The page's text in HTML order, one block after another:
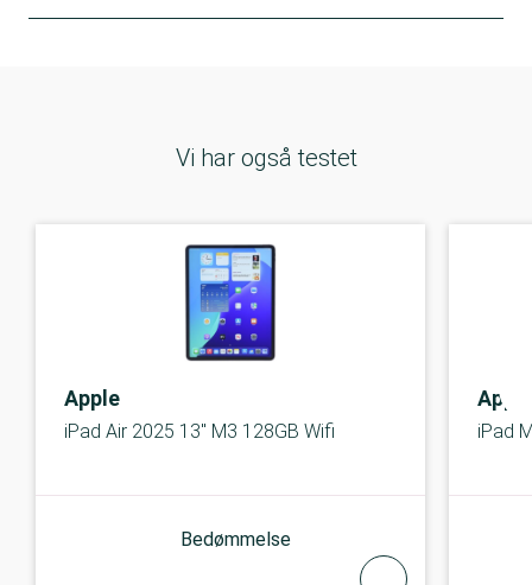
Vi har også testet
Apple
iPad Air 2025 13" M3 128GB Wifi
Bedømmelse
Apple
iPad